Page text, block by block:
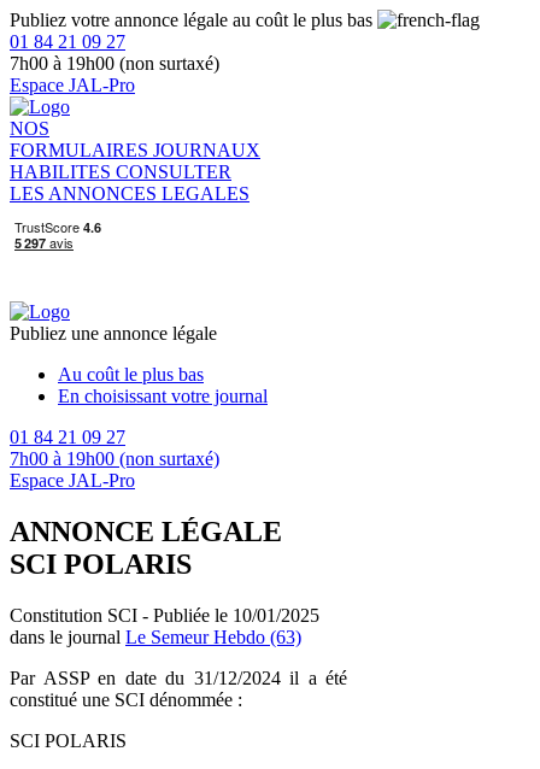
Publiez votre annonce légale au coût le plus bas
01 84 21 09 27
7h00 à 19h00 (non surtaxé)
Espace JAL-Pro
NOS
FORMULAIRES JOURNAUX
HABILITES CONSULTER
LES ANNONCES LEGALES
Publiez une annonce légale
Au coût le plus bas
En choisissant votre journal
01 84 21 09 27
7h00 à 19h00 (non surtaxé)
Espace JAL-Pro
ANNONCE LÉGALE
SCI POLARIS
Constitution SCI - Publiée le 10/01/2025
dans le journal Le Semeur Hebdo (63)
Par ASSP en date du 31/12/2024 il a été
constitué une SCI dénommée :
SCI POLARIS